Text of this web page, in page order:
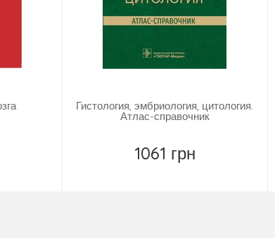
Гистология, эмбриология, цитология.
Атлас-справочник
1061 грн